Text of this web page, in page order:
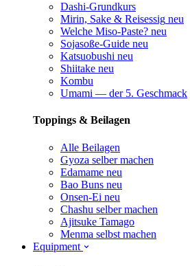
Dashi-Grundkurs
Mirin, Sake & Reisessig neu
Welche Miso-Paste? neu
Sojasoße-Guide neu
Katsuobushi neu
Shiitake neu
Kombu
Umami — der 5. Geschmack
Toppings & Beilagen
Alle Beilagen
Gyoza selber machen
Edamame neu
Bao Buns neu
Onsen-Ei neu
Chashu selber machen
Ajitsuke Tamago
Menma selbst machen
Equipment